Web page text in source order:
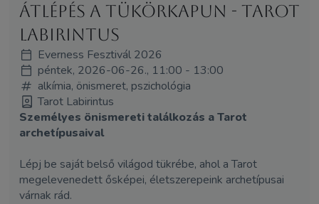
Átlépés a tükörkapun - Tarot
Labirintus
Everness Fesztivál 2026
péntek, 2026-06-26., 11:00 - 13:00
alkímia, önismeret, pszichológia
Tarot Labirintus
Személyes önismereti találkozás a Tarot
archetípusaival
Lépj be saját belső világod tükrébe, ahol a Tarot
megelevenedett ősképei, életszerepeink archetípusai
várnak rád.